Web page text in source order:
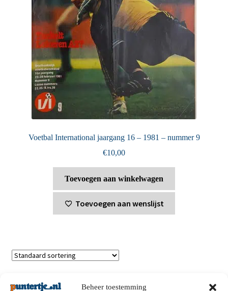
Beheer toestemming
Voetbal International jaargang 16 – 1981 – nummer 9
€10,00
Toevoegen aan winkelwagen
Toevoegen aan wenslijst